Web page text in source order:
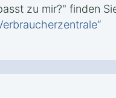
zu mir?" finden